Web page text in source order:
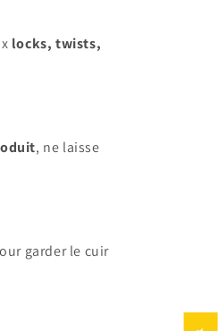
locks, twists,
, ne laisse
garder le cuir